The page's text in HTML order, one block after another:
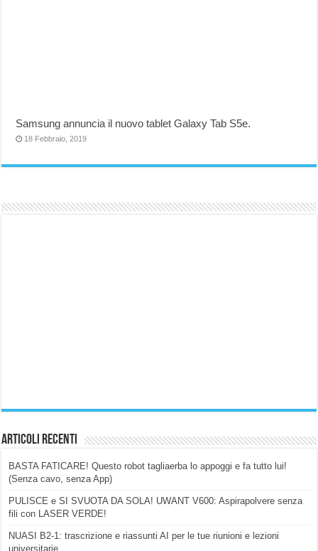
Samsung annuncia il nuovo tablet Galaxy Tab S5e.
18 Febbraio, 2019
Articoli Recenti
BASTA FATICARE! Questo robot tagliaerba lo appoggi e fa tutto lui!
(Senza cavo, senza App)
PULISCE e SI SVUOTA DA SOLA! UWANT V600: Aspirapolvere senza
fili con LASER VERDE!
NUASI B2-1: trascrizione e riassunti AI per le tue riunioni e lezioni
universitarie